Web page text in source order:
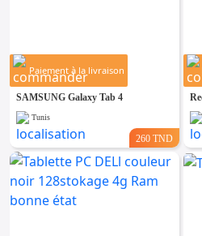
Paiement à la livraison
SAMSUNG Galaxy Tab 4
Tunis
260 TND